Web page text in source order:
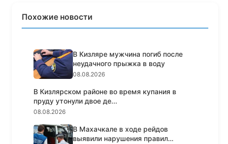
Похожие новости
В Кизляре мужчина погиб после
неудачного прыжка в воду
08.08.2026
В Кизлярском районе во время купания в
пруду утонули двое де...
08.08.2026
В Махачкале в ходе рейдов
выявили нарушения правил